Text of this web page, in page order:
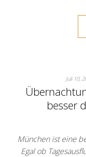
Juli 10,
besser
München ist eine
Egal ob